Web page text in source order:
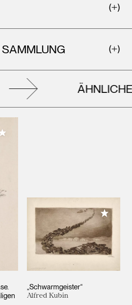
ÄHNLICHE
Meiner Sammlung hinzufügen
„Schwarmgeister“
Alfred Kubin
Meiner